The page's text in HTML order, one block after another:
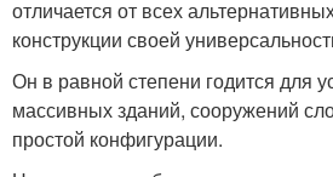
отличается от всех
конструкции своей
Он в равной степени годится для
массивных зданий, сооружений
простой конфигурации.